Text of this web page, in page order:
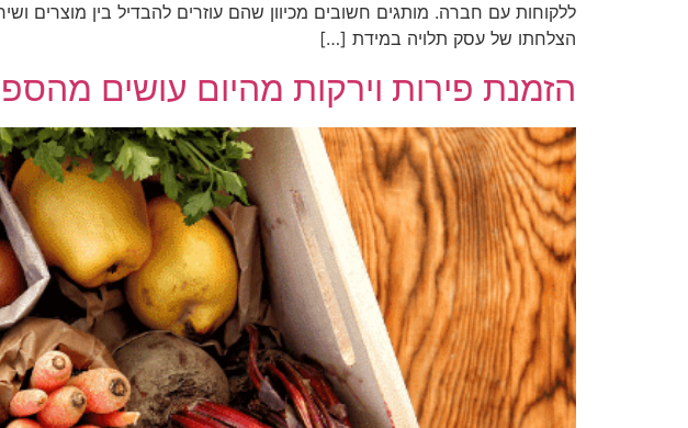
ללקוחות עם חברה. מותגים חשובים מכיוון שהם עוזרים להבדיל בין מוצרים
הצלחתו של עסק תלויה במידת […]
הזמנת פירות וירקות מהיום עושים